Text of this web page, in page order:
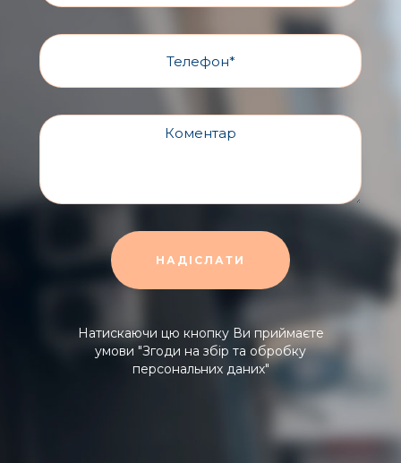
Натискаючи цю кнопку Ви приймаєте
умови "Згоди на збір та обробку
персональних даних"